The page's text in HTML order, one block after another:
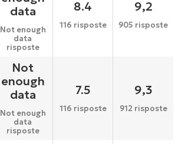
data
Not enough
data
risposte
8.4
116 risposte
9,2
905 risposte
Not
enough
data
Not enough
data
risposte
7.5
116 risposte
9,3
912 risposte